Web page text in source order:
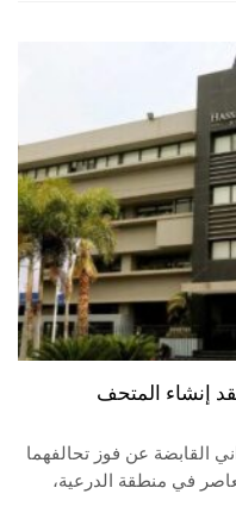
إنشاء المتحف
القابضة عن فوز تحالفهما
في منطقة الدرعية،